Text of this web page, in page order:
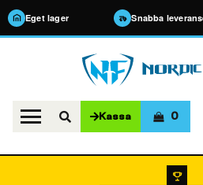
Eget lager Snabba
Kassa 0